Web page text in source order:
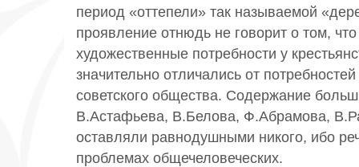
период «оттепели» так называемой
проявление отнюдь не говорит о том,
художественные потребности у
значительно отличались от
советского общества. Содержание
В.Астафьева, В.Белова, Ф.Абрамова,
оставляли равнодушными никого, ибо
проблемах общечеловеческих.